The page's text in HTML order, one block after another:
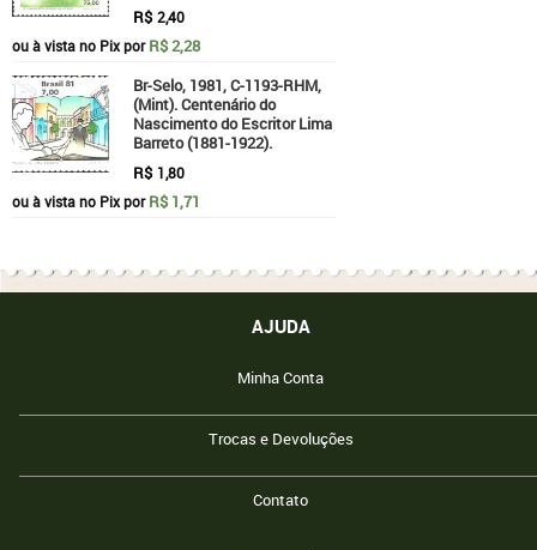
R$ 2,40
ou à vista no Pix porR$ 2,28
Br-Selo, 1981, C-1193-RHM,
(Mint). Centenário do
Nascimento do Escritor Lima
Barreto (1881-1922).
R$ 1,80
ou à vista no Pix porR$ 1,71
AJUDA
Minha Conta
Trocas e Devoluções
Contato